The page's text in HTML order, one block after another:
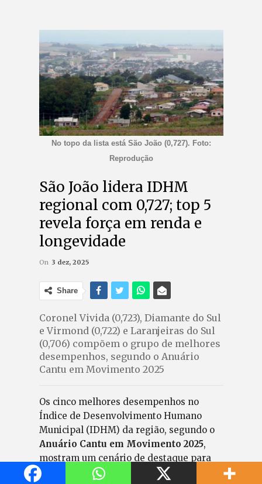
No topo da lista está São João (0,727). Foto:
Reprodução
São João lidera IDHM
regional com 0,727; top 5
revela força em renda e
longevidade
On 3 dez, 2025
Share
Coronel Vivida (0,723), Diamante do Sul
e Virmond (0,722) e Laranjeiras do Sul
(0,706) compõem o grupo de melhores
desempenhos, segundo o Anuário
Cantu em Movimento 2025
Os cinco melhores desempenhos no
Índice de Desenvolvimento Humano
Municipal (IDHM) da região, segundo o
Anuário Cantu em Movimento 2025,
mostram um cenário de destaque para
São João, Coronel Vivida, Diamante do